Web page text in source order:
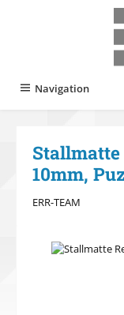
Navigation
Stallmatte
10mm,
ERR-TEAM
Bildergalerie